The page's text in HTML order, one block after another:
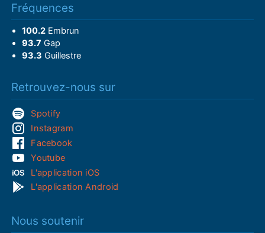
Fréquences
100.2Embrun
93.7 Gap
93.3 Guillestre
Retrouvez-nous sur
Spotify
Instagram
Facebook
Youtube
L'application iOS
L'application Android
Nous soutenir